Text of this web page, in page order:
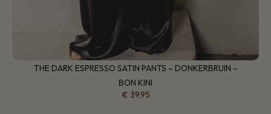
THE DARK ESPRESSO SATIN PANTS – DONKERBRUIN –
BON KINI
€ 39,95